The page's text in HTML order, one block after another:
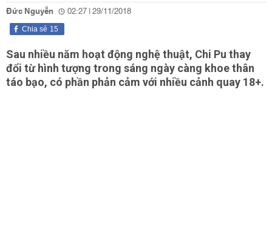
Đức Nguyễn 02:27 | 29/11/2018
15
Chia sẻ
Sau nhiều năm hoạt động nghệ thuật, Chi Pu thay
đổi từ hình tượng trong sáng ngày càng khoe thân
táo bạo, có phần phản cảm với nhiều cảnh quay 18+.